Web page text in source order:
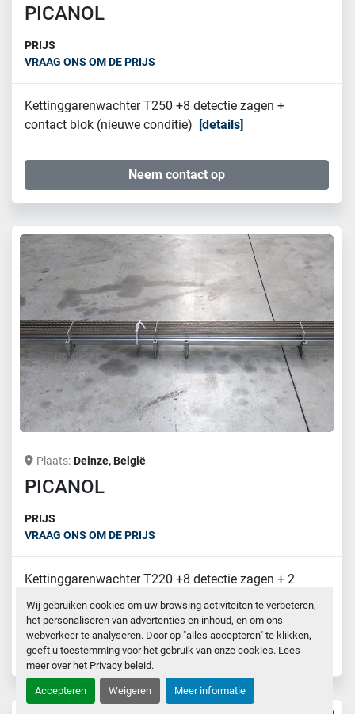
Wij gebruiken cookies om uw browsing activiteiten te verbeteren,
het personaliseren van advertenties en inhoud, en om ons
webverkeer te analyseren. Door op "alles accepteren" te klikken,
geeft u toestemming voor het gebruik van onze cookies. Lees
meer over het Privacy beleid.
Accepteren Weigeren Meer informatie
PICANOL
PRIJS
VRAAG ONS OM DE PRIJS
Kettinggarenwachter T250 +8 detectie zagen +
contact blok (nieuwe conditie)
details
Neem contact op
Plaats Deinze, België
PICANOL
PRIJS
VRAAG ONS OM DE PRIJS
Kettinggarenwachter T220 +8 detectie zagen + 2
contact blokken (nieuwe conditie)
details
Neem contact op